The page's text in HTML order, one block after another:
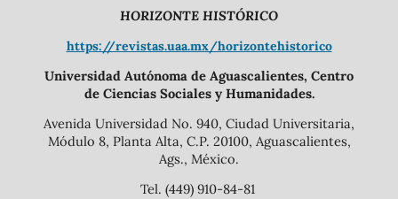
HORIZONTE HISTÓRICO
https://revistas.uaa.mx/horizontehistorico
Universidad Autónoma de Aguascalientes, Centro
de Ciencias Sociales y Humanidades.
Avenida Universidad No. 940, Ciudad Universitaria,
Módulo 8, Planta Alta, C.P. 20100, Aguascalientes,
Ags., México.
Tel. (449) 910-84-81